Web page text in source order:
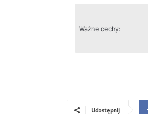
Ważne cechy:
Udostępnij